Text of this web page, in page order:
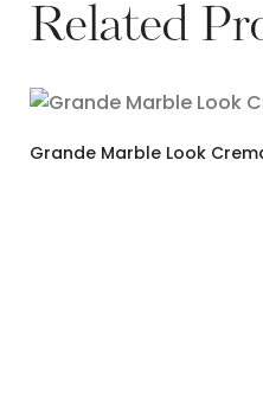
Related
Grande Marble Look